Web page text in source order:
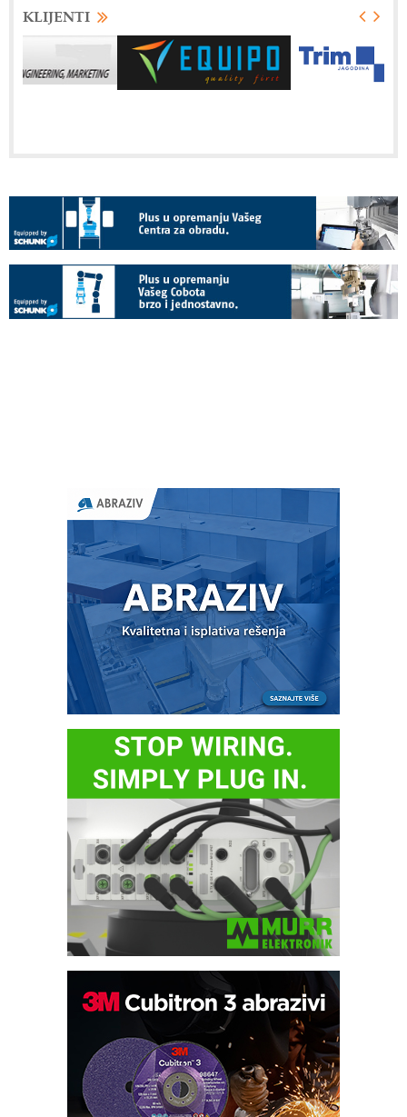
KLIJENTI
Bezbednost na prvom mestu!
IB BLUMENAUER - više od 40 godina
poverenja u industriji
RMQ-TITAN ADVANCED INDICATOR
– Pametna signalizacija za efikasnije
upravljanje mašinama